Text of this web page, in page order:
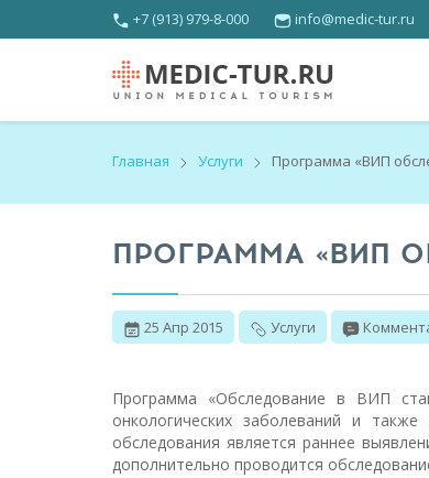
+7 (913) 979-8-000 info@medic-tur.ru
Главная Услуги Программа «ВИП
ПРОГРАММА «ВИП
25 Апр 2015 Услуги
Программа «Обследование в ВИП
онкологических заболеваний и
обследования является раннее
дополнительно проводится